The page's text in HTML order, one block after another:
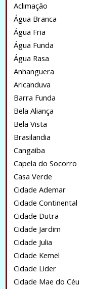
Aclimação
Água Branca
Água Fria
Água Funda
Água Rasa
Anhanguera
Aricanduva
Barra Funda
Bela Aliança
Bela Vista
Brasilandia
Cangaiba
Capela do Socorro
Casa Verde
Cidade Ademar
Cidade Continental
Cidade Dutra
Cidade Jardim
Cidade Julia
Cidade Kemel
Cidade Lider
Cidade Mae do Céu